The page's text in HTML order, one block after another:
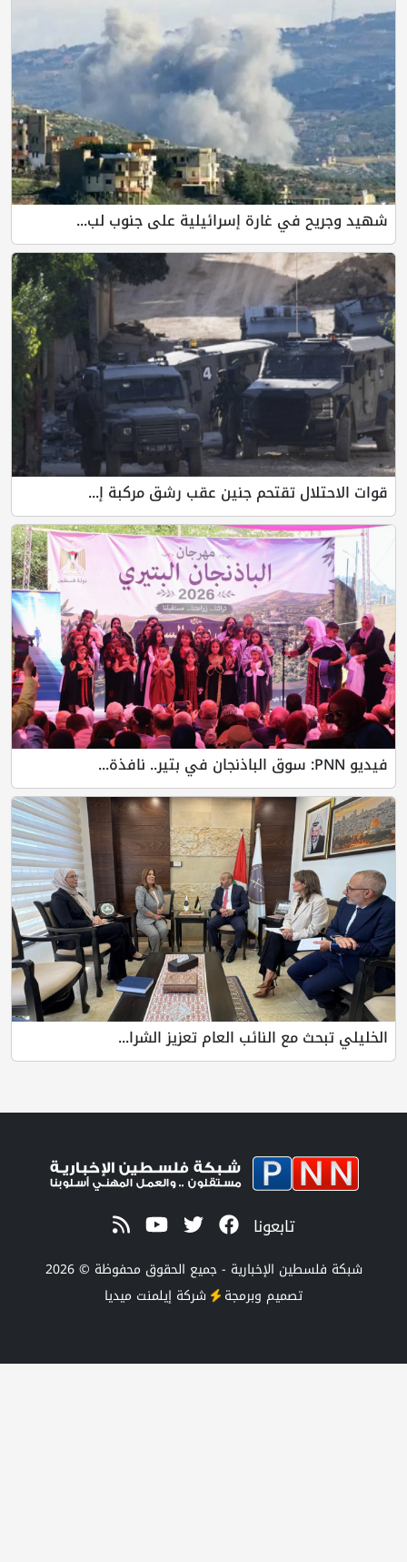
في غارة إسرائيلية على جنوب لب...
تقتحم جنين عقب رشق مركبة إ...
مع النائب العام تعزيز الشرا...
الإخبارية - جميع الحقوق محفوظة © 2026
شركةإيلمنت ميديا